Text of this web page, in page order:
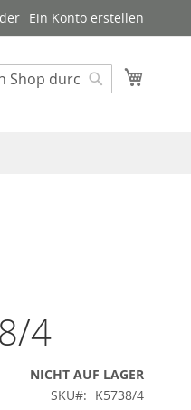
Ein Konto erstellen
4
NICHT AUF LAGER
SKU
K5738/4